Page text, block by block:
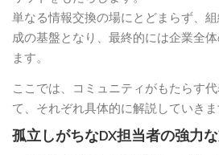
単なる情報交換の場にとどまらず、
成の基盤となり、最終的には企業全
ます。
ここでは、コミュニティがもたらす
て、それぞれ具体的に解説していきま
孤立しがちなDX担当者の強力